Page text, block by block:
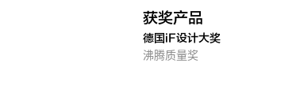
获奖产品
德国iF设计大奖
沸腾质量奖